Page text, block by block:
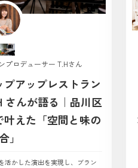
プロデューサー T.Hさん
プアップレストラン
さんが語る｜品川区
えた「空間と味の
」
活かした演出を実現し、ブラン